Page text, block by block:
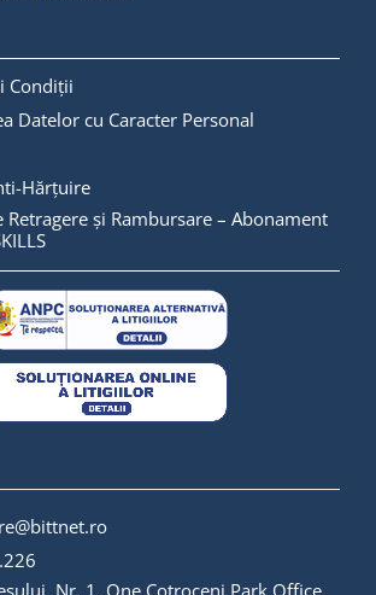
Condiții
Datelor cu Caracter Personal
Hărțuire
Retragere și Rambursare – Abonament